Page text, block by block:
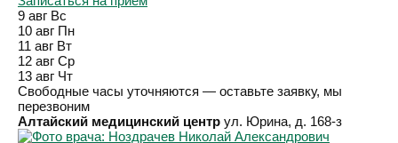
9 авг Вс
10 авг Пн
11 авг Вт
12 авг Ср
13 авг Чт
Свободные часы уточняются — оставьте заявку, мы
перезвоним
Алтайский медицинский центр ул. Юрина, д. 168-з